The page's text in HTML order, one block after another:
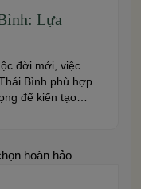
Lựa
đời mới, việc
Bình phù hợp
để kiến tạo